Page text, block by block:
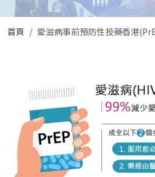
首頁 愛滋病事前預防性投藥香港